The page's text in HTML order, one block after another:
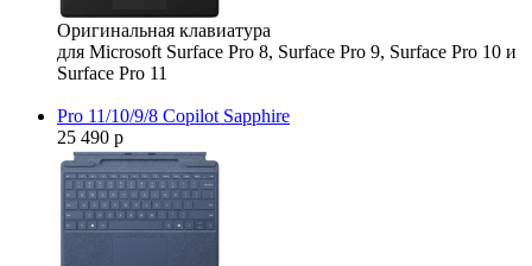
Оригинальная клавиатура
для Microsoft Surface Pro 8, Surface Pro 9, Surface Pro 10 и
Surface Pro 11
Pro 11/10/9/8 Copilot Sapphire
25 490 р